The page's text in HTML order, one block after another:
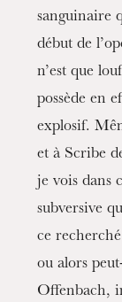
sanguinaire
début de
n’est que
possède en
explosif.
et à Scribe
je vois dans
subversive
ce
ou alors
Offenbach,